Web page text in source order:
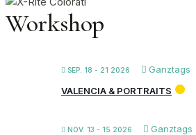
Workshop
SEP. 18 - 21 2026
Ganztags
VALENCIA & PORTRAITS
NOV. 13 - 15 2026 Ganztags